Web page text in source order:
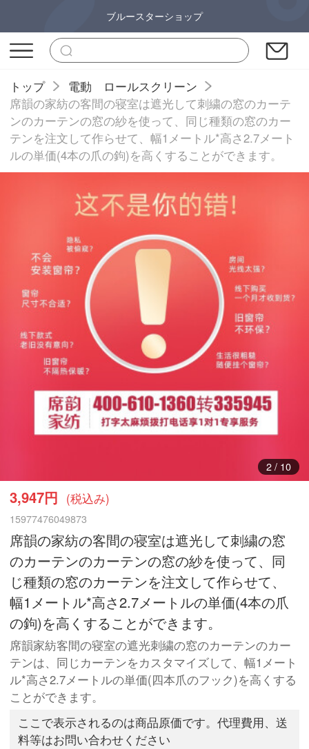
ブルースターショップ
トップ
電動 ロールスクリーン
席韻の家紡の客間の寝室は遮光して刺繍の窓のカーテ
ンのカーテンの窓の紗を使って、同じ種類の窓のカー
テンを注文して作らせて、幅1メートル*高さ2.7メート
ルの単価(4本の爪の鉤)を高くすることができます。
3/ 10
3,947円 (税込み)
15977476049873
席韻の家紡の客間の寝室は遮光して刺繍の窓
のカーテンのカーテンの窓の紗を使って、同
じ種類の窓のカーテンを注文して作らせて、
幅1メートル*高さ2.7メートルの単価(4本の爪
の鉤)を高くすることができます。
席韻家紡客間の寝室の遮光刺繍の窓のカーテンのカー
テンは、同じカーテンをカスタマイズして、幅1メート
ル*高さ2.7メートルの単価(四本爪のフック)を高くする
ことができます。
ここで表示されるのは商品原価です。代理費用、送
料等はお問い合わせください